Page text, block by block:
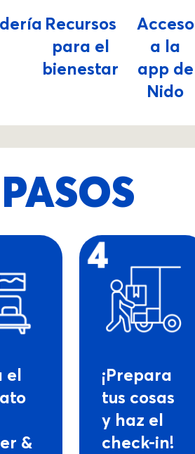
Recursos
para el
bienestar
Acceso
a la
app de
Nido
el
&
¡Prepara
tus cosas
y haz el
check-in!